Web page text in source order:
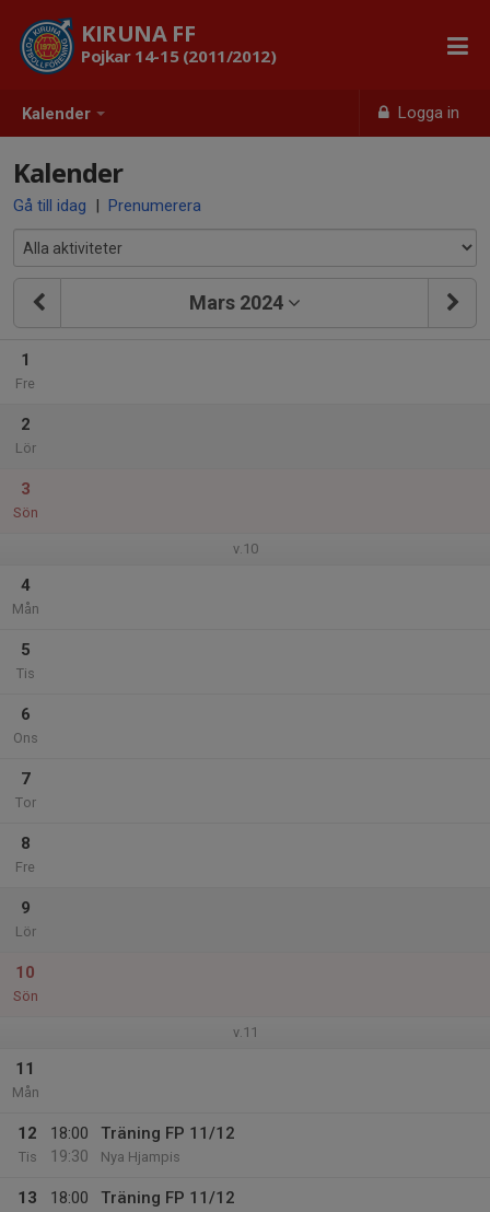
Kalender Logga in
KIRUNA FF
Pojkar 14-15 (2011/2012)
Kalender
Gå till idag | Prenumerera
Mars 2024
1
Fre
2
Lör
3
Sön
v.10
4
Mån
5
Tis
6
Ons
7
Tor
8
Fre
9
Lör
10
Sön
v.11
11
Mån
12
Tis
18:00
19:30
Träning FP 11/12
Nya Hjampis
13
18:00
Träning FP 11/12